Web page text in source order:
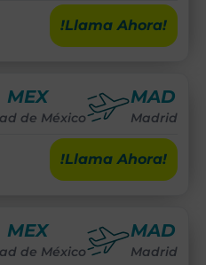
!Llama Ahora!
MEX
de México
MAD
Madrid
!Llama Ahora!
MEX
de México
MAD
Madrid